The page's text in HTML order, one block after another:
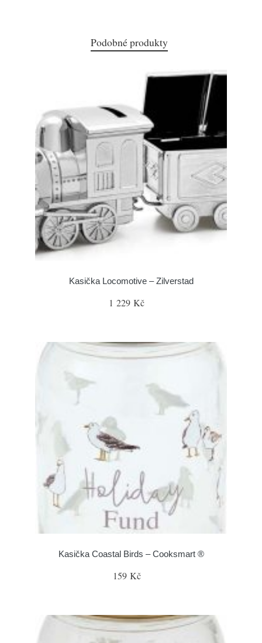
Podobné produkty
Kasička Locomotive – Zilverstad
1 229 Kč
Kasička Coastal Birds – Cooksmart ®
159 Kč